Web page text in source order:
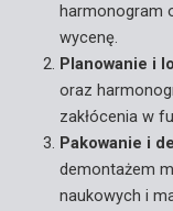
harmonogram
wycenę.
Planowanie i
oraz
zakłócenia w
Pakowanie i
demontażem
naukowych i